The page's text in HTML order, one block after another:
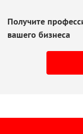
Получите
вашего бизнеса